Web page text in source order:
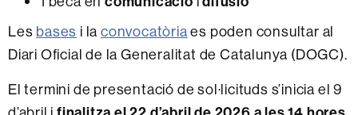
Les bases i laconvocatòriaes poden consultar al
Diari Oficial de la Generalitat de Catalunya (DOGC).
El termini de presentació de sol·licituds s’inicia el 9